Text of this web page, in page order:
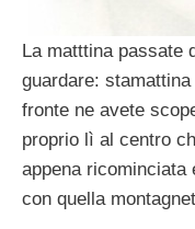
La matttina passate
guardare:
fronte ne avete
proprio lì al centro
appena ricominciata
con quella